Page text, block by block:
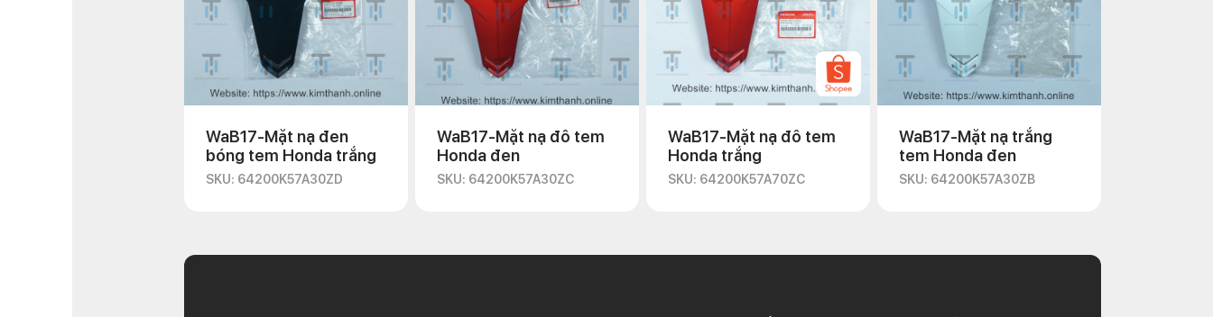
WaB17-Mặt nạ đen
bóng tem Honda trắng
SKU: 64200K57A30ZD
WaB17-Mặt nạ đô tem
Honda đen
SKU: 64200K57A30ZC
WaB17-Mặt nạ đô tem
Honda trắng
SKU: 64200K57A70ZC
WaB17-Mặt nạ trắng
tem Honda đen
SKU: 64200K57A30ZB